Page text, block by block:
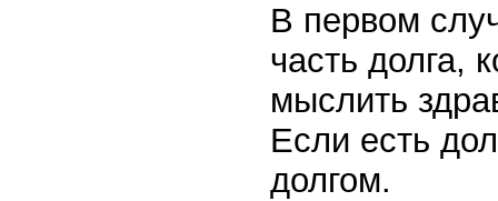
В первом
часть долга,
мыслить
Если есть
долгом.